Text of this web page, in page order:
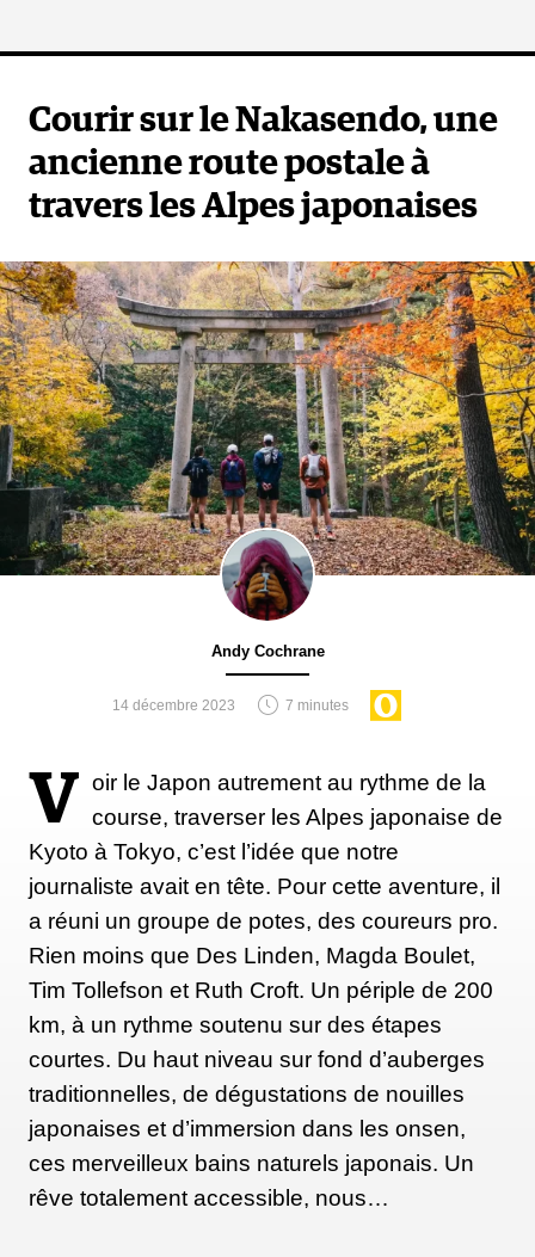
Courir sur le Nakasendo, une
ancienne route postale à
travers les Alpes japonaises
Andy Cochrane
14 décembre 2023 7 minutes
V oir le Japon autrement au rythme de la
course, traverser les Alpes japonaise de
Kyoto à Tokyo, c’est l’idée que notre
journaliste avait en tête. Pour cette aventure, il
a réuni un groupe de potes, des coureurs pro.
Rien moins que Des Linden, Magda Boulet,
Tim Tollefson et Ruth Croft. Un périple de 200
km, à un rythme soutenu sur des étapes
courtes. Du haut niveau sur fond d’auberges
traditionnelles, de dégustations de nouilles
japonaises et d’immersion dans les onsen,
ces merveilleux bains naturels japonais. Un
rêve totalement accessible, nous…